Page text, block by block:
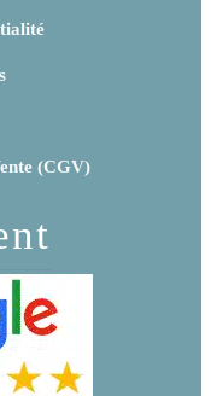
(CGV)